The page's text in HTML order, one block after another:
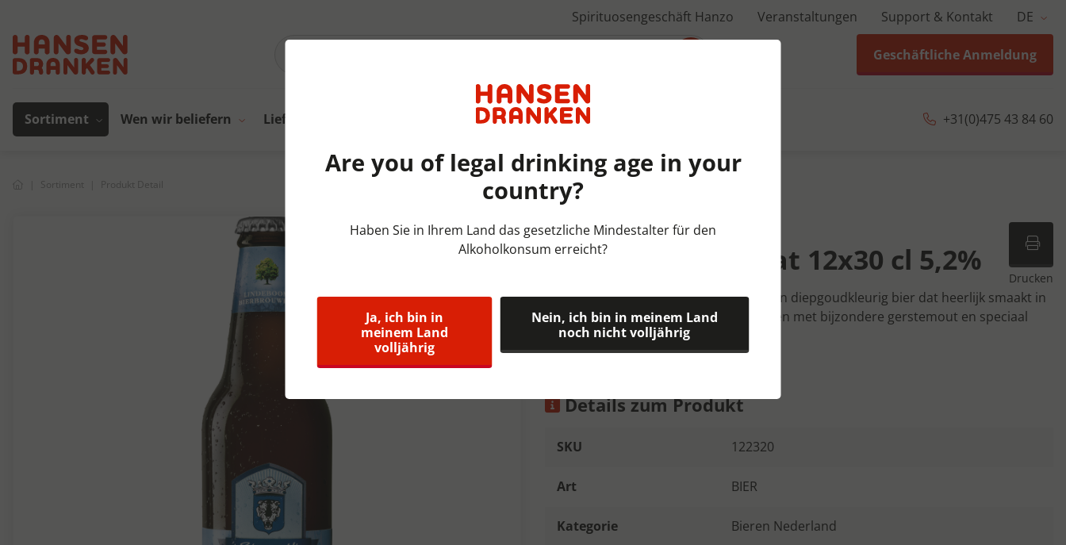
Spirituosengeschäft Hanzo Veranstaltungen Support & Kontakt DE
Geschäftliche Anmeldung
Sortiment Wen wir beliefern Lieferanten +31(0)475 43 84 60
Sortiment Produkt Detail
Bieren Nederland | KRAT | 12x30 cl
Drucken
Venloosch Wit Krat 12x30 cl 5,2%
Venloosch Wit is een fris, licht troebel en diepgoudkleurig bier dat heerlijk smaakt in
ieder seizoen. Het bier wordt gebrouwen met bijzondere gerstemout en speciaal
geselecteerde tarwe.
Details zum Produkt
SKU 122320
Art BIER
Kategorie Bieren Nederland
Are you of legal drinking age in your
country?
Haben Sie in Ihrem Land das gesetzliche Mindestalter für den
Alkoholkonsum erreicht?
Ja, ich bin in
meinem Land
volljährig
Nein, ich bin in meinem Land
noch nicht volljährig